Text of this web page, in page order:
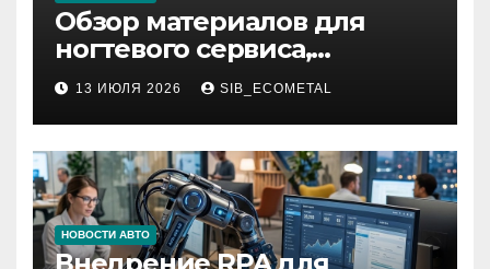
Обзор материалов для
ногтевого сервиса,
наращивания ресниц и
депиляции
13 ИЮЛЯ 2026 SIB_ECOMETAL
НОВОСТИ АВТО
Внедрение RPA для